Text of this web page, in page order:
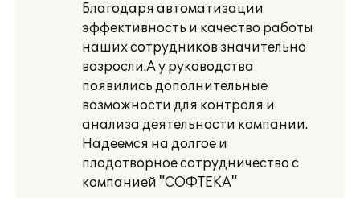
Благодаря автоматизации
эффективность и качество работы
наших сотрудников значительно
возросли.А у руководства
появились дополнительные
возможности для контроля и
анализа деятельности компании.
Надеемся на долгое и
плодотворное сотрудничество с
компанией "СОФТЕКА"